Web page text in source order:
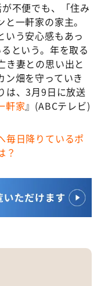
不便でも、「住み
一軒家の家主。
いう安心感もあっ
という。年を取る
き妻との思い出と
ン畑を守っていき
は、3月9日に放送
軒家』(ABCテレビ)
毎日降りているポ
？